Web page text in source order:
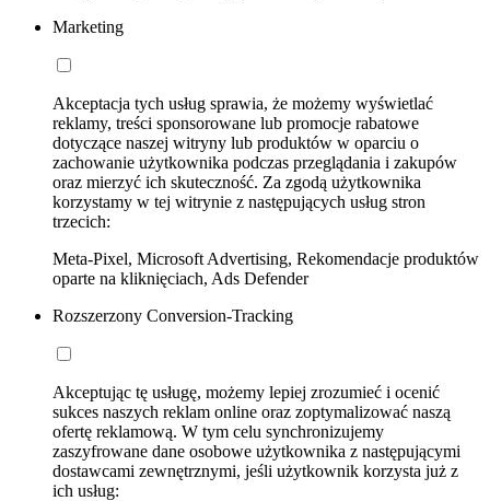
Marketing
Akceptacja tych usług sprawia, że możemy wyświetlać
reklamy, treści sponsorowane lub promocje rabatowe
dotyczące naszej witryny lub produktów w oparciu o
zachowanie użytkownika podczas przeglądania i zakupów
oraz mierzyć ich skuteczność. Za zgodą użytkownika
korzystamy w tej witrynie z następujących usług stron
trzecich:
Meta-Pixel, Microsoft Advertising, Rekomendacje produktów
oparte na kliknięciach, Ads Defender
Rozszerzony Conversion-Tracking
Akceptując tę usługę, możemy lepiej zrozumieć i ocenić
sukces naszych reklam online oraz zoptymalizować naszą
ofertę reklamową. W tym celu synchronizujemy
zaszyfrowane dane osobowe użytkownika z następującymi
dostawcami zewnętrznymi, jeśli użytkownik korzysta już z
ich usług: